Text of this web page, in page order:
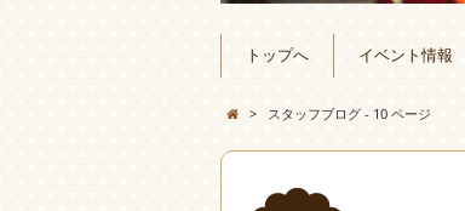
トップへ イベント情報
> スタッフブログ - 10 ページ